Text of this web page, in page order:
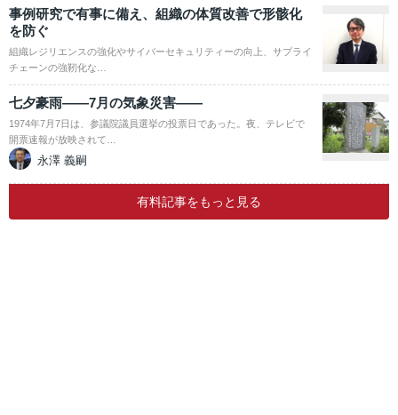
事例研究で有事に備え、組織の体質改善で形骸化
を防ぐ
組織レジリエンスの強化やサイバーセキュリティーの向上、サプライ
チェーンの強靭化な…
七夕豪雨――7月の気象災害――
1974年7月7日は、参議院議員選挙の投票日であった。夜、テレビで
開票速報が放映されて…
永澤 義嗣
有料記事をもっと見る